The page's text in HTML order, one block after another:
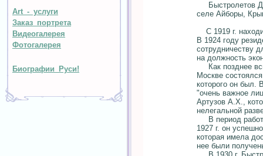
Art - услуги
Заказ портрета
Видеогалерея
Фотогалерея
Биографии Руси!
Быстролетов
селе Айборы,
С 1919 г.
В 1924 году
сотрудничеству
на должность
Как позднее
Москве
которого он был.
"очень важное
Артузов А.Х.,
нелегальной
В период
1927 г. он
которая имела
нее были